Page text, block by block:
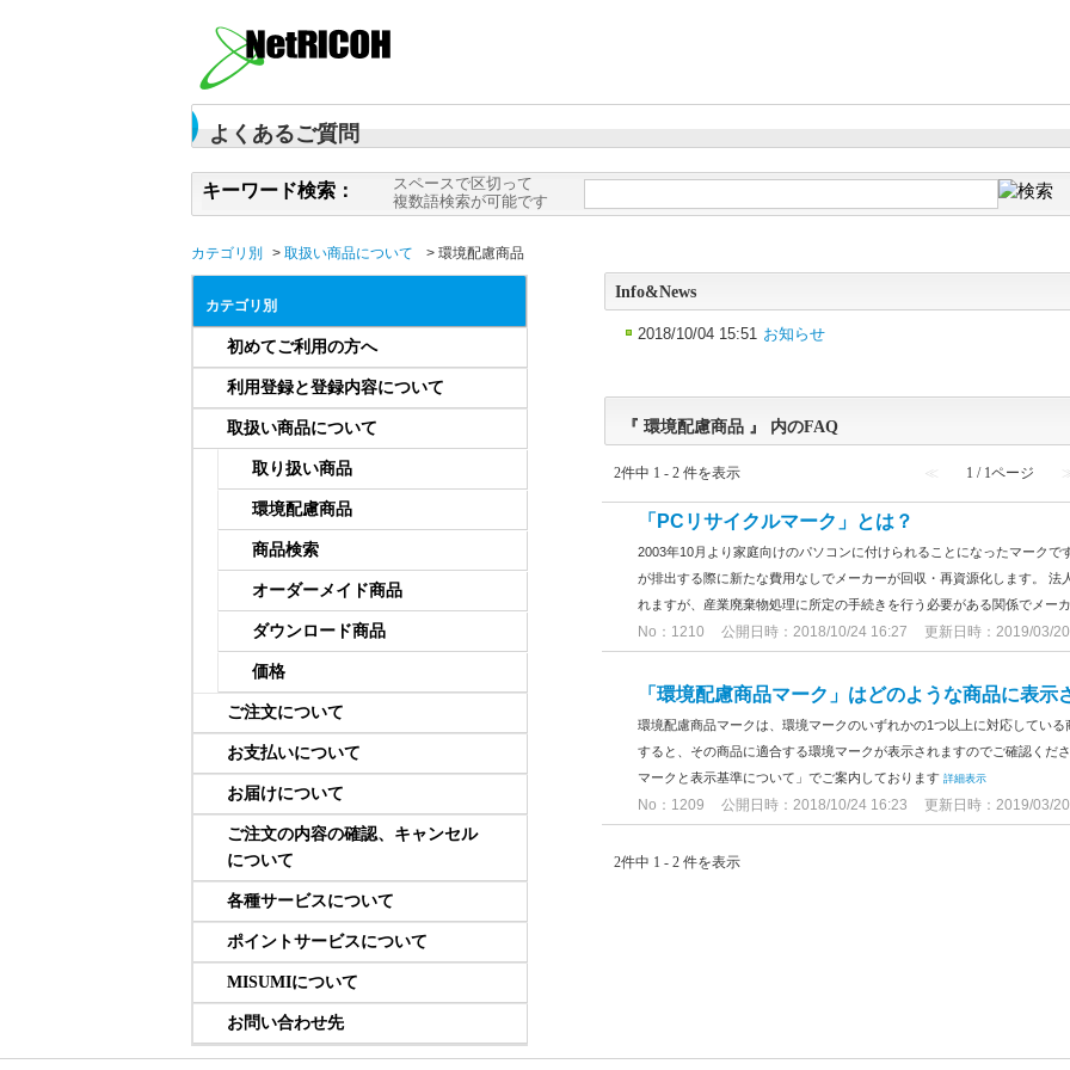
よくあるご質問
キーワード検索：
スペースで区切って
複数語検索が可能です
カテゴリ別 > 取扱い商品について > 環境配慮商品
カテゴリ別
初めてご利用の方へ
利用登録と登録内容について
取扱い商品について
取り扱い商品
環境配慮商品
商品検索
オーダーメイド商品
ダウンロード商品
価格
ご注文について
お支払いについて
お届けについて
ご注文の内容の確認、キャンセル
について
各種サービスについて
ポイントサービスについて
MISUMIについて
お問い合わせ先
Info&News
2018/10/04 15:51 お知らせ
『 環境配慮商品 』 内のFAQ
2件中 1 - 2 件を表示 ≪ 1 / 1ページ
「PCリサイクルマーク」とは？
2003年10月より家庭向けのパソコンに付けられることになったマーク
が排出する際に新たな費用なしでメーカーが回収・再資源化します。
れますが、産業廃棄物処理に所定の手続きを行う必要がある関係でメー
No：1210 公開日時：2018/10/24 16:27 更新日時：2019/03/
「環境配慮商品マーク」はどのような商品に表示
環境配慮商品マークは、環境マークのいずれかの1つ以上に対応してい
すると、その商品に適合する環境マークが表示されますのでご確認く
マークと表示基準について」でご案内しております 詳細表示
No：1209 公開日時：2018/10/24 16:23 更新日時：2019/03/
2件中 1 - 2 件を表示